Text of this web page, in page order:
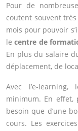
Pour de
coutent souvent
mois pour pouvoir
lecentre de
En plus du salaire
déplacement, de
Avec l’e-
minimum. En effet,
besoin que d’une
cours. Les